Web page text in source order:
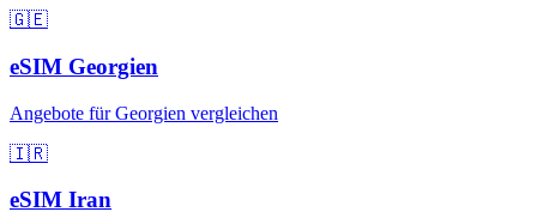
🇬🇪
eSIM Georgien
Angebote fürGeorgien vergleichen
🇮🇷
eSIM Iran